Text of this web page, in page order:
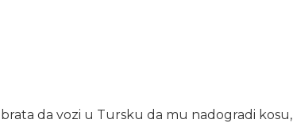
da vozi u Tursku da mu nadogradi kosu,